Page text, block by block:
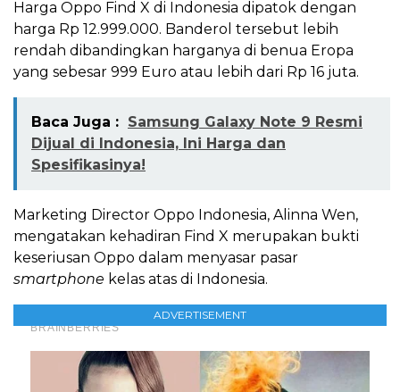
Harga Oppo Find X di Indonesia dipatok dengan
harga Rp 12.999.000. Banderol tersebut lebih
rendah dibandingkan harganya di benua Eropa
yang sebesar 999 Euro atau lebih dari Rp 16 juta.
Baca Juga : Samsung Galaxy Note 9 Resmi
Dijual di Indonesia, Ini Harga dan
Spesifikasinya!
Marketing Director Oppo Indonesia, Alinna Wen,
mengatakan kehadiran Find X merupakan bukti
keseriusan Oppo dalam menyasar pasar
smartphone kelas atas di Indonesia.
ADVERTISEMENT